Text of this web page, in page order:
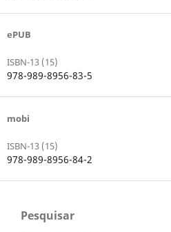
ePUB
ISBN-13 (15)
978-989-8956-83-5
mobi
ISBN-13 (15)
978-989-8956-84-2
Pesquisar